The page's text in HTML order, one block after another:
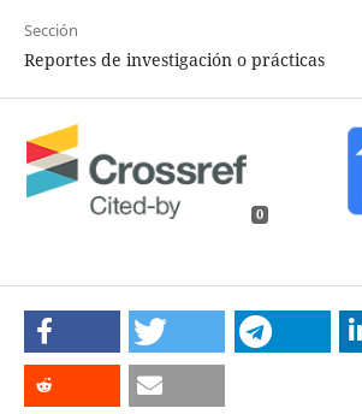
Sección
Reportes de investigación o prácticas
0